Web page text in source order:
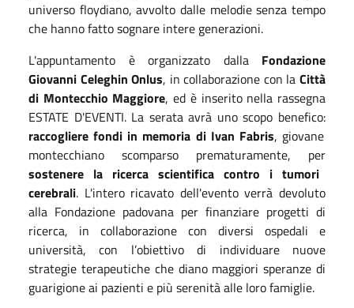
universo floydiano, avvolto dalle melodie senza tempo
che hanno fatto sognare intere generazioni.
L'appuntamento è organizzato dallaFondazione
Giovanni Celeghin Onlus, in collaborazione con la Città
di Montecchio Maggiore, ed è inserito nella rassegna
ESTATE D'EVENTI. La serata avrà uno scopo benefico:
raccogliere fondi in memoria di Ivan Fabris, giovane
montecchiano scomparso prematuramente, per
sostenere la ricerca scientifica contro i tumori
cerebrali. L'intero ricavato dell'evento verrà devoluto
alla Fondazione padovana per finanziare progetti di
ricerca, in collaborazione con diversi ospedali e
università, con l’obiettivo di individuare nuove
strategie terapeutiche che diano maggiori speranze di
guarigione ai pazienti e più serenità alle loro famiglie.